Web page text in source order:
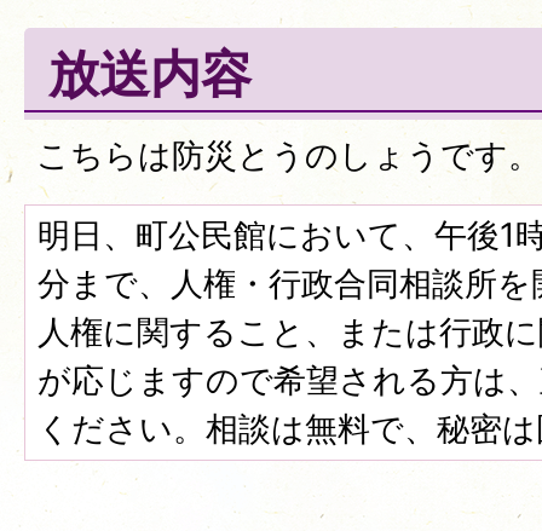
放送内容
こちらは防災とうのしょうです。
明日、町公民館において、午後1
分まで、人権・行政合同相談所
人権に関すること、または行政
が応じますので希望される方は
ください。相談は無料で、秘密